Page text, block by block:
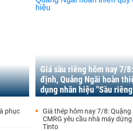
phục
Giá sầu riêng hôm nay 7/
định, Quảng Ngãi hoàn
dụng nhãn hiệu "Sầu
Giá thép hôm nay 7/8:
CMRG yêu cầu nhà máy
Tinto